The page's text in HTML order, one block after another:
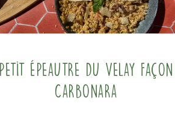
Petit Épeautre du Velay façon
carbonara